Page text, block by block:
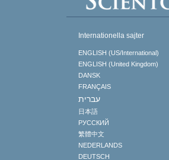
Internationella sajter
ENGLISH (US/International)
ENGLISH (United Kingdom)
DANSK
FRANÇAIS
עברית
日本語
РУССКИЙ
繁體中文
NEDERLANDS
DEUTSCH